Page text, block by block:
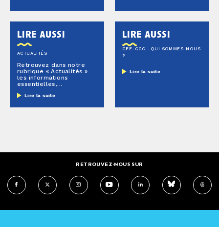
lire aussi
ACTUALITÉS
Retrouvez dans notre
rubrique « Actualités »
les informations
essentielles,...
Lire la suite
lire aussi
CFE-CGC : QUI SOMMES-NOUS
?
Lire la suite
RETROUVEZ-NOUS SUR